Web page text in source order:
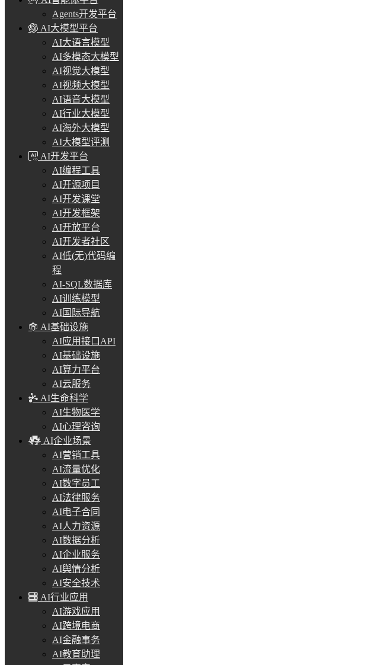
Agents开发平台
AI大模型平台
AI大语言模型
AI多模态大模型
AI视觉大模型
AI视频大模型
AI语音大模型
AI行业大模型
AI海外大模型
AI大模型评测
AI开发平台
AI编程工具
AI开源项目
AI开发课堂
AI开发框架
AI开放平台
AI开发者社区
AI低(无)代码编
程
AI-SQL数据库
AI训练模型
AI国际导航
AI基础设施
AI应用接口API
AI基础设施
AI算力平台
AI云服务
AI生命科学
AI生物医学
AI心理咨询
AI企业场景
AI营销工具
AI流量优化
AI数字员工
AI法律服务
AI电子合同
AI人力资源
AI数据分析
AI企业服务
AI舆情分析
AI安全技术
AI行业应用
AI游戏应用
AI跨境电商
AI金融事务
AI教育助理